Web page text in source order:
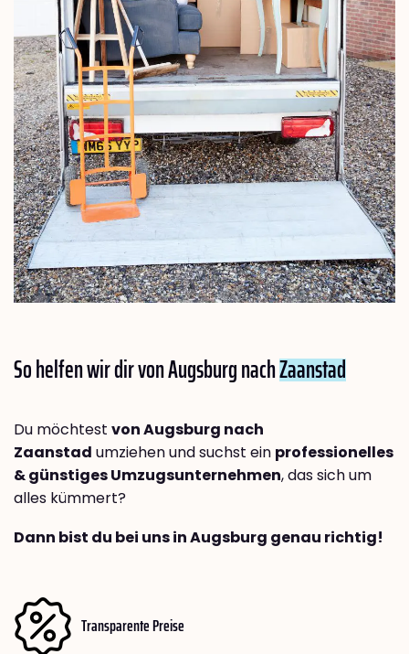
So helfen wir dir von Augsburg nachZaanstad
Du möchtest von Augsburg nach
Zaanstad umziehen und suchst ein professionelles
& günstiges Umzugsunternehmen, das sich um
alles kümmert?
Dann bist du bei uns in Augsburg genau richtig!
Transparente Preise